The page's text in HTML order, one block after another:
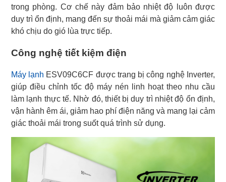
trong phòng. Cơ chế này đảm bảo nhiệt độ luôn được
duy trì ổn định, mang đến sự thoải mái mà giảm cảm giác
khó chịu do gió lùa trực tiếp.
Công nghệ tiết kiệm điện
Máy lạnh ESV09C6CF được trang bị công nghệ Inverter,
giúp điều chỉnh tốc độ máy nén linh hoạt theo nhu cầu
làm lạnh thực tế. Nhờ đó, thiết bị duy trì nhiệt độ ổn định,
vận hành êm ái, giảm hao phí điện năng và mang lại cảm
giác thoải mái trong suốt quá trình sử dụng.